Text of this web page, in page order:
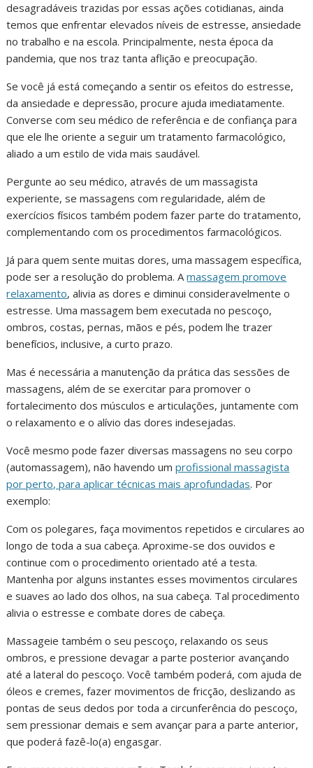
desagradáveis trazidas por essas ações cotidianas, ainda
temos que enfrentar elevados níveis de estresse, ansiedade
no trabalho e na escola. Principalmente, nesta época da
pandemia, que nos traz tanta aflição e preocupação.
Se você já está começando a sentir os efeitos do estresse,
da ansiedade e depressão, procure ajuda imediatamente.
Converse com seu médico de referência e de confiança para
que ele lhe oriente a seguir um tratamento farmacológico,
aliado a um estilo de vida mais saudável.
Pergunte ao seu médico, através de um massagista
experiente, se massagens com regularidade, além de
exercícios físicos também podem fazer parte do tratamento,
complementando com os procedimentos farmacológicos.
Já para quem sente muitas dores, uma massagem específica,
pode ser a resolução do problema. Amassagem promove
relaxamento, alivia as dores e diminui consideravelmente o
estresse. Uma massagem bem executada no pescoço,
ombros, costas, pernas, mãos e pés, podem lhe trazer
benefícios, inclusive, a curto prazo.
Mas é necessária a manutenção da prática das sessões de
massagens, além de se exercitar para promover o
fortalecimento dos músculos e articulações, juntamente com
o relaxamento e o alívio das dores indesejadas.
Você mesmo pode fazer diversas massagens no seu corpo
(automassagem), não havendo umprofissional massagista
por perto, para aplicar técnicas mais aprofundadas. Por
exemplo:
Com os polegares, faça movimentos repetidos e circulares ao
longo de toda a sua cabeça. Aproxime-se dos ouvidos e
continue com o procedimento orientado até a testa.
Mantenha por alguns instantes esses movimentos circulares
e suaves ao lado dos olhos, na sua cabeça. Tal procedimento
alivia o estresse e combate dores de cabeça.
Massageie também o seu pescoço, relaxando os seus
ombros, e pressione devagar a parte posterior avançando
até a lateral do pescoço. Você também poderá, com ajuda de
óleos e cremes, fazer movimentos de fricção, deslizando as
pontas de seus dedos por toda a circunferência do pescoço,
sem pressionar demais e sem avançar para a parte anterior,
que poderá fazê-lo(a) engasgar.